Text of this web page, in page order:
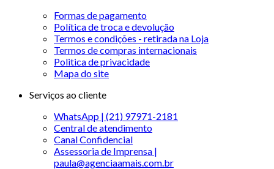
Formas de pagamento
Política de troca e devolução
Termos e condições - retirada na Loja
Termos de compras internacionais
Politica de privacidade
Mapa do site
Serviços ao cliente
WhatsApp | (21) 97971-2181
Central de atendimento
Canal Confidencial
Assessoria de Imprensa |
paula@agenciaamais.com.br